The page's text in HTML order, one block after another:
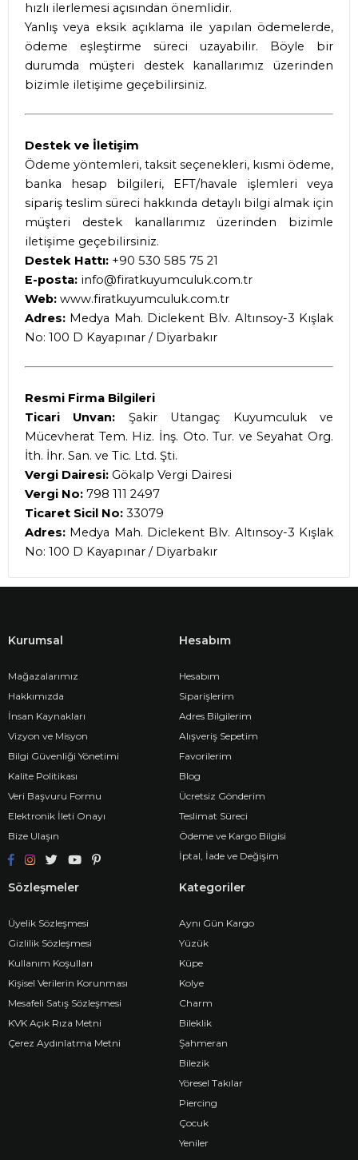
hızlı ilerlemesi açısından önemlidir.
Yanlış veya eksik açıklama ile yapılan ödemelerde,
ödeme eşleştirme süreci uzayabilir. Böyle bir
durumda müşteri destek kanallarımız üzerinden
bizimle iletişime geçebilirsiniz.
Destek ve İletişim
Ödeme yöntemleri, taksit seçenekleri, kısmi ödeme,
banka hesap bilgileri, EFT/havale işlemleri veya
sipariş teslim süreci hakkında detaylı bilgi almak için
müşteri destek kanallarımız üzerinden bizimle
iletişime geçebilirsiniz.
Destek Hattı: +90 530 585 75 21
E-posta: info@firatkuyumculuk.com.tr
Web: www.firatkuyumculuk.com.tr
Adres: Medya Mah. Diclekent Blv. Altınsoy-3 Kışlak
No: 100 D Kayapınar / Diyarbakır
Resmi Firma Bilgileri
Ticari Unvan: Şakir Utangaç Kuyumculuk ve
Mücevherat Tem. Hiz. İnş. Oto. Tur. ve Seyahat Org.
İth. İhr. San. ve Tic. Ltd. Şti.
Vergi Dairesi: Gökalp Vergi Dairesi
Vergi No: 798 111 2497
Ticaret Sicil No: 33079
Adres: Medya Mah. Diclekent Blv. Altınsoy-3 Kışlak
No: 100 D Kayapınar / Diyarbakır
Kurumsal
Mağazalarımız
Hakkımızda
İnsan Kaynakları
Vizyon ve Misyon
Bilgi Güvenliği Yönetimi
Kalite Politikası
Veri Başvuru Formu
Elektronik İleti Onayı
Bize Ulaşın
Hesabım
Hesabım
Siparişlerim
Adres Bilgilerim
Alışveriş Sepetim
Favorilerim
Blog
Ücretsiz Gönderim
Teslimat Süreci
Ödeme ve Kargo Bilgisi
İptal, İade ve Değişim
Sözleşmeler
Üyelik Sözleşmesi
Gizlilik Sözleşmesi
Kullanım Koşulları
Kişisel Verilerin Korunması
Mesafeli Satış Sözleşmesi
KVK Açık Rıza Metni
Çerez Aydınlatma Metni
Kategoriler
Aynı Gün Kargo
Yüzük
Küpe
Kolye
Charm
Bileklik
Şahmeran
Bilezik
Yöresel Takılar
Piercing
Çocuk
Yeniler